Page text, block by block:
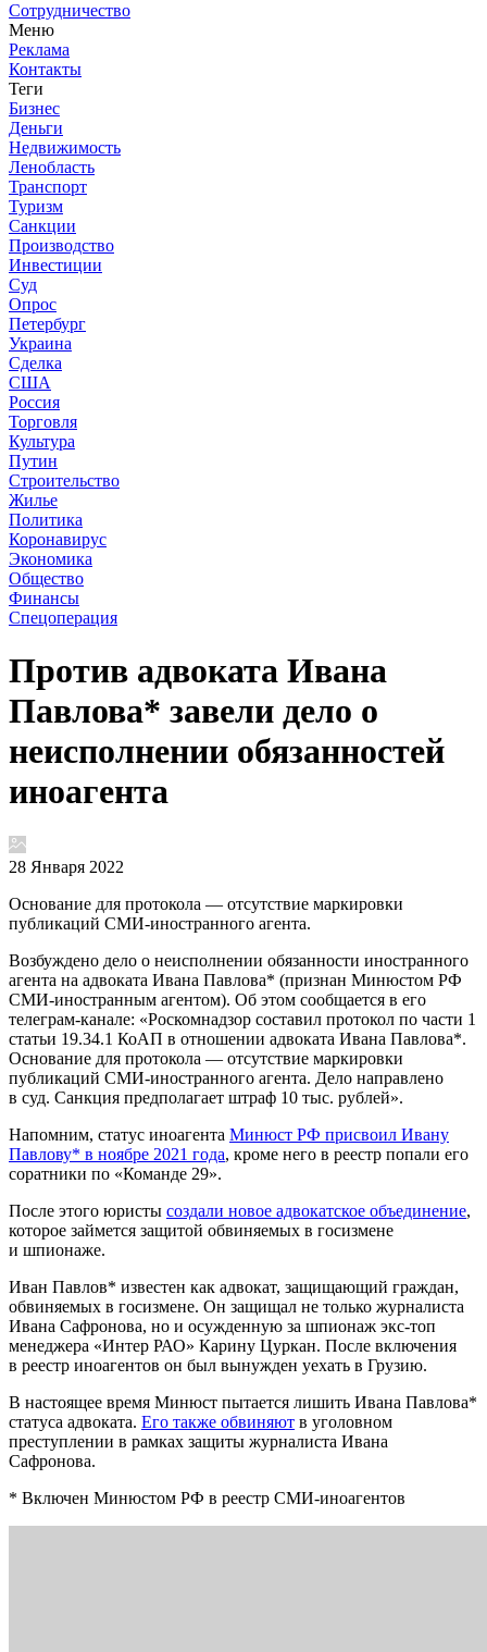
Сотрудничество
Меню
Реклама
Контакты
Теги
Бизнес
Деньги
Недвижимость
Ленобласть
Транспорт
Туризм
Санкции
Производство
Инвестиции
Суд
Опрос
Петербург
Украина
Сделка
США
Россия
Торговля
Культура
Путин
Строительство
Жилье
Политика
Коронавирус
Экономика
Общество
Финансы
Спецоперация
Против адвоката Ивана
Павлова* завели дело о
неисполнении обязанностей
иноагента
28 Января 2022
Основание для протокола — отсутствие маркировки
публикаций СМИ-иностранного агента.
Возбуждено дело о неисполнении обязанности иностранного
агента на адвоката Ивана Павлова* (признан Минюстом РФ
СМИ-иностранным агентом). Об этом сообщается в его
телеграм-канале: «Роскомнадзор составил протокол по части 1
статьи 19.34.1 КоАП в отношении адвоката Ивана Павлова*.
Основание для протокола — отсутствие маркировки
публикаций СМИ-иностранного агента. Дело направлено
в суд. Санкция предполагает штраф 10 тыс. рублей».
Напомним, статус иноагента Минюст РФ присвоил Ивану
Павлову* в ноябре 2021 года, кроме него в реестр попали его
соратники по «Команде 29».
После этого юристы создали новое адвокатское объединение,
которое займется защитой обвиняемых в госизмене
и шпионаже.
Иван Павлов* известен как адвокат, защищающий граждан,
обвиняемых в госизмене. Он защищал не только журналиста
Ивана Сафронова, но и осужденную за шпионаж экс-топ
менеджера «Интер РАО» Карину Цуркан. После включения
в реестр иноагентов он был вынужден уехать в Грузию.
В настоящее время Минюст пытается лишить Ивана Павлова*
статуса адвоката. Его также обвиняют в уголовном
преступлении в рамках защиты журналиста Ивана
Сафронова.
* Включен Минюстом РФ в реестр СМИ-иноагентов